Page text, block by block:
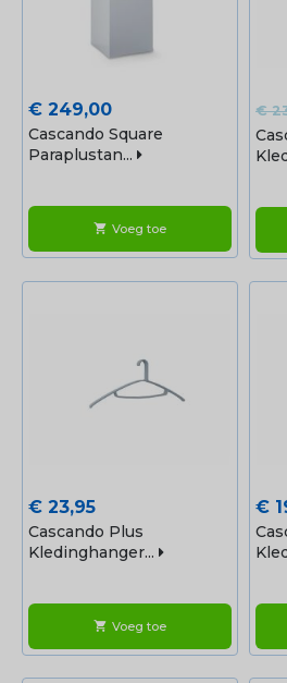
Prijs
€ 249,00
Cascando Square
Paraplustan...
shopping_cart Voeg toe
€
Prijs
€ 23,95
Cascando Plus
Kledinghanger...
shopping_cart Voeg toe
€